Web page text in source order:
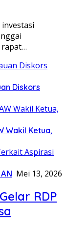
investasi
rapat…
Diskors
Wakil Ketua,
Mei 13, 2026
RDP